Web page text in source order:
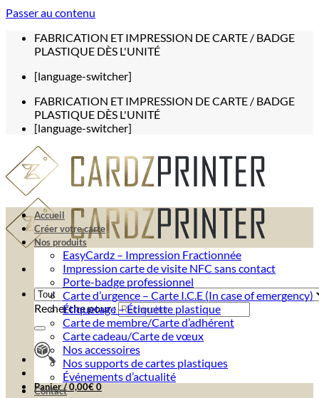
Passer au contenu
FABRICATION ET IMPRESSION DE CARTE / BADGE
PLASTIQUE DÈS L'UNITÉ
[language-switcher]
FABRICATION ET IMPRESSION DE CARTE / BADGE
PLASTIQUE DÈS L'UNITÉ
[language-switcher]
Recherche pour :
Panier /0,00€0
Accueil
Créer votre carte
Nos produits
EasyCardz – Impression Fractionnée
Impression carte de visite NFC sans contact
Porte-badge professionnel
Carte d’urgence – Carte I.C.E (In case of emergency)
Étiquetage – Étiquette plastique
Carte de membre/Carte d’adhérent
Carte cadeau/Carte de vœux
Nos accessoires
Nos supports de cartes plastiques
Événements d’actualité
Contact